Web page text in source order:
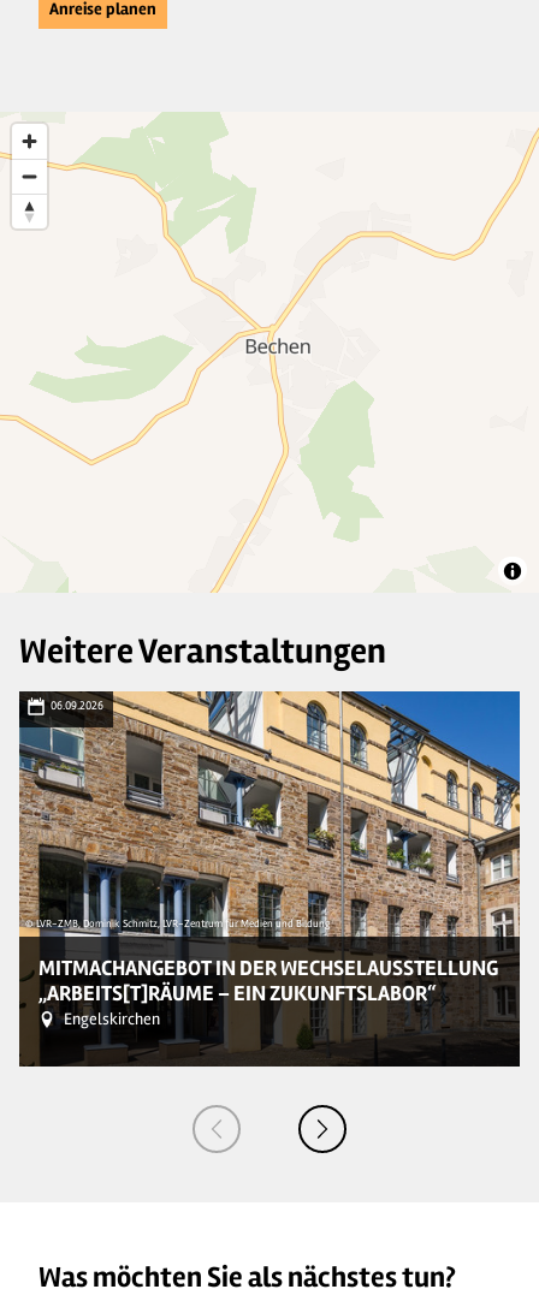
Anreise planen
Weitere Veranstaltungen
06.09.2026
© LVR-ZMB, Dominik Schmitz, LVR-Zentrum für Medien und Bildung
MITMACHANGEBOT IN DER WECHSELAUSSTELLUNG
„ARBEITS[T]RÄUME – EIN ZUKUNFTSLABOR“
Engelskirchen
Was möchten Sie als nächstes tun?